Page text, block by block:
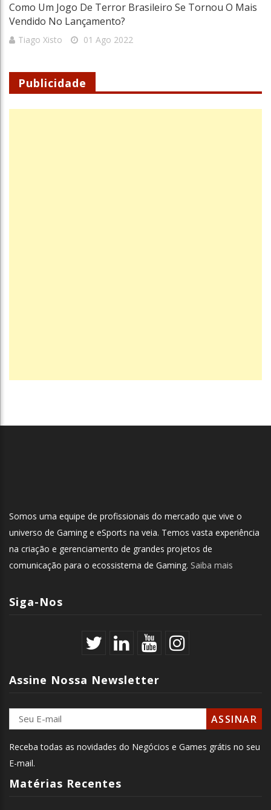
Como Um Jogo De Terror Brasileiro Se Tornou O Mais
Vendido No Lançamento?
Tiago Xisto 01 Ago 2022
Publicidade
Somos uma equipe de profissionais do mercado que vive o
universo de Gaming e eSports na veia. Temos vasta experiência
na criação e gerenciamento de grandes projetos de
comunicação para o ecossistema de Gaming. Saiba mais
Siga-Nos
Assine Nossa Newsletter
Receba todas as novidades do Negócios e Games grátis no seu
E-mail.
Matérias Recentes